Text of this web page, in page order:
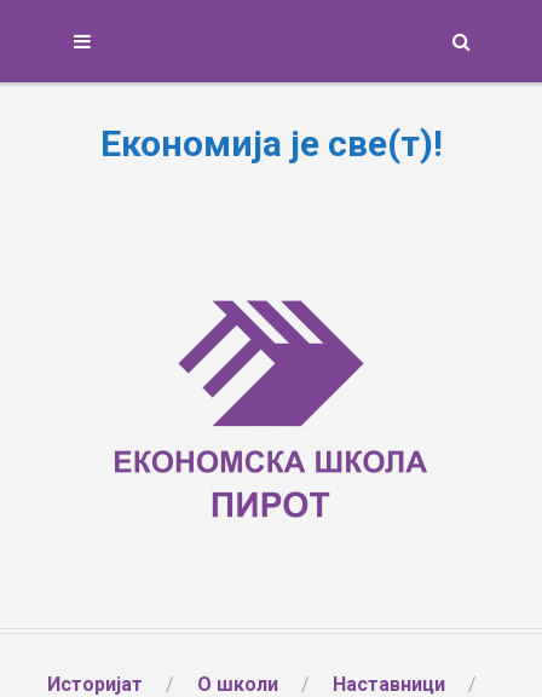
Економија је све(т)!
Историјат О школи
Наставници